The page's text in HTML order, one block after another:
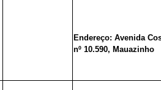
Endereço: Avenida
nº 10.590, Mauazinho